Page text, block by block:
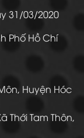
31/03/2020
Phố Hồ Chí
Huyện Hóc
Thới Tam Thôn,